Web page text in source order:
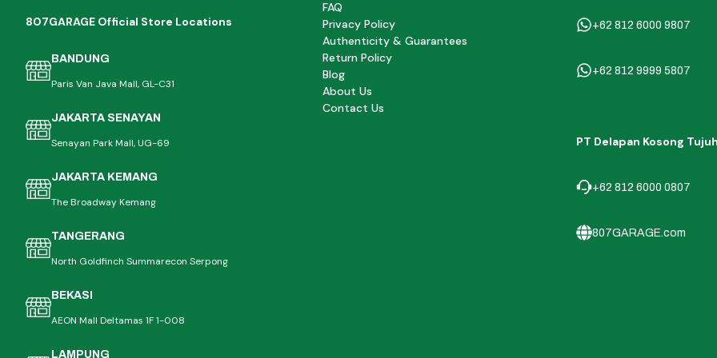
807GARAGE Official Store Locations
BANDUNG
Paris Van Java Mall, GL-C31
JAKARTA SENAYAN
Senayan Park Mall, UG-69
JAKARTA KEMANG
The Broadway Kemang
TANGERANG
North Goldfinch Summarecon Serpong
BEKASI
AEON Mall Deltamas 1F 1-008
LAMPUNG
FAQ
Privacy Policy
Authenticity & Guarantees
Return Policy
Blog
About Us
Contact Us
+62 812 6000 9807
+62 812 9999 5807
PT Delapan Kosong
+62 812 6000 0807
807GARAGE.com